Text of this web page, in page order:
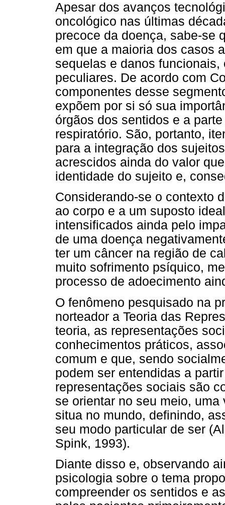
Apesar dos avanços
oncológico nas últimas
precoce da doença, sabe-se
em que a maioria dos casos
sequelas e danos
peculiares. De acordo com
componentes desse
expõem por si só sua
órgãos dos sentidos e a
respiratório. São, portanto,
para a integração dos
acrescidos ainda do valor
identidade do sujeito e,
Considerando-se o contexto
ao corpo e a um suposto
intensificados ainda pelo
de uma doença
ter um câncer na região de
muito sofrimento psíquico,
processo de adoecimento
O fenômeno pesquisado na
norteador a Teoria das
teoria, as representações
conhecimentos práticos,
comum e que, sendo
podem ser entendidas a
representações sociais são
se orientar no seu meio,
situa no mundo, definindo,
seu modo particular de ser
Spink, 1993).
Diante disso e, observando
psicologia sobre o tema
compreender os sentidos e